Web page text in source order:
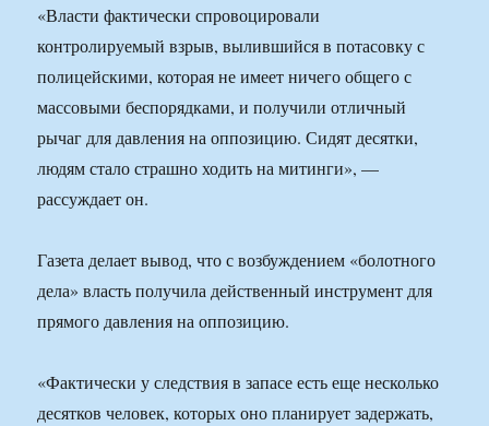
«Власти фактически спровоцировали
контролируемый взрыв, вылившийся в потасовку с
полицейскими, которая не имеет ничего общего с
массовыми беспорядками, и получили отличный
рычаг для давления на оппозицию. Сидят десятки,
людям стало страшно ходить на митинги», —
рассуждает он.
Газета делает вывод, что с возбуждением «болотного
дела» власть получила действенный инструмент для
прямого давления на оппозицию.
«Фактически у следствия в запасе есть еще несколько
десятков человек, которых оно планирует задержать,